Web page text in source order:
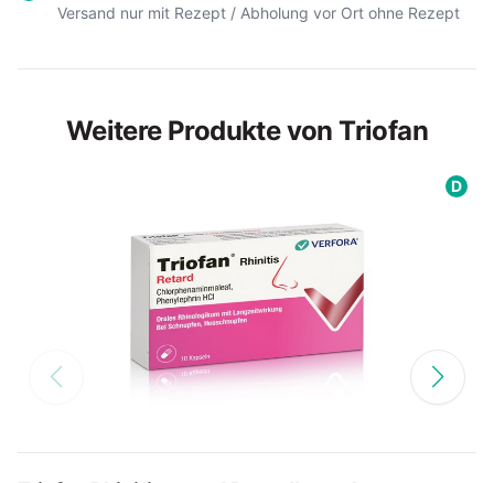
Versand nur mit Rezept / Abholung vor Ort ohne Rezept
Weitere Produkte von Triofan
D